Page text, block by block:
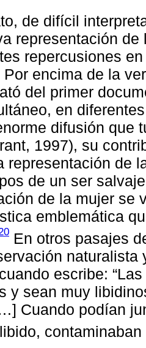
de difícil
representación
repercusiones
Por encima de la
del primer
en
difusión que
1997), su
representación de
de un ser
de la mujer se
emblemática
En otros pasajes
escribe:
y sean muy
Cuando podían